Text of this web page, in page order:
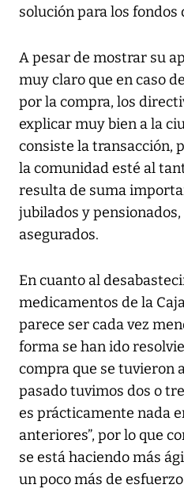
solución para los
A pesar de mostrar su
muy claro que en caso
por la compra, los
explicar muy bien a la
consiste la transacción,
la comunidad esté al
resulta de suma
jubilados y
asegurados.
En cuanto al
medicamentos de la
parece ser cada vez
forma se han ido
compra que se tuvieron
pasado tuvimos dos o
es prácticamente nada
anteriores”, por lo que
se está haciendo más
un poco más de